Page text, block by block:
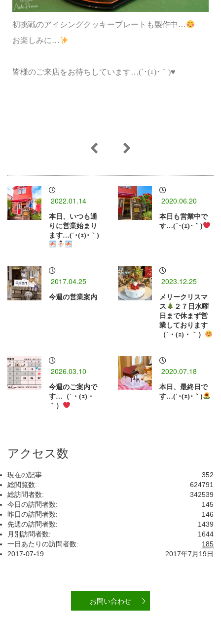
初挑戦のアイシングクッキープレートも製作中…
お楽しみに…
皆様のご来店をお待ちしています…(´･(ｪ)･｀)♥
2022.01.14
本日、いつも通
りに営業始まり
ます…(´･(ｪ)･｀)
2020.06.20
本日も営業中で
す…(´･(ｪ)･｀)
2017.04.25
今週の営業案内
2023.12.25
メリークリスマ
ス
２７日水曜
日まで休まず営
業しております
（´・(ｪ)・｀）
2026.03.10
今週のご案内で
す…（´・(ｪ)・
｀）
2020.07.18
本日、最終日で
す…(´･(ｪ)･｀)
アクセス数
352
現在の記事:
624791
総閲覧数:
342539
総訪問者数:
145
今日の訪問者数:
146
昨日の訪問者数:
1439
先週の訪問者数:
1644
月別訪問者数:
185
一日あたりの訪問者数:
2017年7月19日
2017-07-19:
お問い合わせ